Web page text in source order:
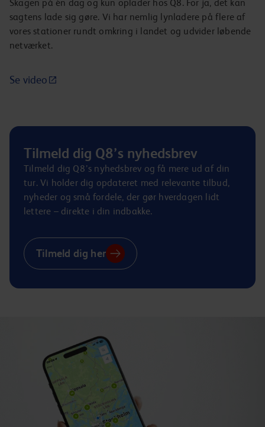
Skagen på én dag og kun oplader hos Q8. For ja, det kan
sagtens lade sig gøre. Vi har nemlig lynladere på flere af
vores stationer rundt omkring i landet og udvider løbende
netværket.
Se video
Tilmeld dig Q8’s nyhedsbrev
Tilmeld dig Q8’s nyhedsbrev og få mere ud af din
tur. Vi holder dig opdateret med relevante tilbud,
nyheder og små fordele, der gør hverdagen lidt
lettere – direkte i din indbakke.
Tilmeld dig her